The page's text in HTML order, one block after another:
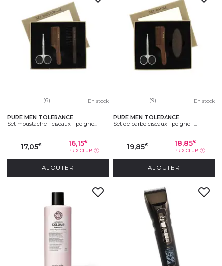
(6) En stock
PURE MEN TOLERANCE
Set moustache - ciseaux - peigne...
17,05€ 16,15€
PRIX CLUB ?
AJOUTER
(9) En stock
PURE MEN TOLERANCE
Set de barbe ciseaux - peigne -...
19,85€ 18,85€
PRIX CLUB ?
AJOUTER